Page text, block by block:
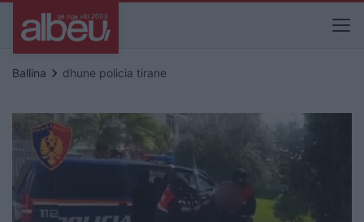
Ballina keyboard_arrow_right dhune policia tirane